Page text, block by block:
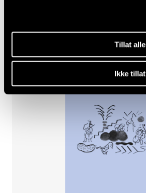
Tillat alle
Ikke tillat